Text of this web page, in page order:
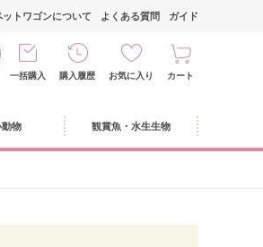
ットワゴンについて よくある質問 ガイド
一括購入 購入履歴 お気に入り カート
物 観賞魚・水生生物